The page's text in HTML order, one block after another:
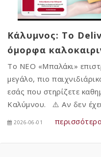
Κάλυμνος: Το
όμορφα
Το ΝΕΟ «Μπαλάκι»
μεγάλο, πιο
εσάς που στηρίζετε
Καλύμνου. ⚠️ Αν δεν
2026-06-01